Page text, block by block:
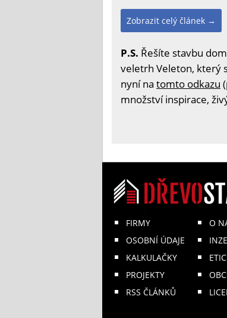
Zobrazit celý článek →
P.S. Řešíte stavbu
veletrh Veleton, který
nyní na tomto odkazu
množství inspirace,
FIRMY
OSOBNÍ ÚDAJE
KALKULAČKY
PROJEKTY
RSS ČLÁNKŮ
O